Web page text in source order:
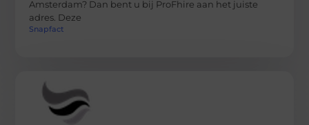
Amsterdam? Dan bent u bij ProFhire aan het juiste
adres. Deze
Snapfact